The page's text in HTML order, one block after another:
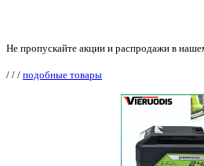
Не пропускайте акции и распродажи в
/ / / подобные товары